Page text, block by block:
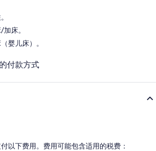
床。
婴儿床）。
付款方式
以下费用。费用可能包含适用的税费：